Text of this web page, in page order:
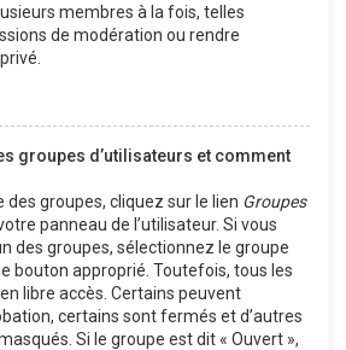
membres à la fois, telles
de modération ou rendre
groupes d’utilisateurs et comment
des groupes, cliquez sur le lien Groupes
panneau de l’utilisateur. Si vous
des groupes, sélectionnez le groupe
bouton approprié. Toutefois, tous les
libre accès. Certains peuvent
certains sont fermés et d’autres
Si le groupe est dit « Ouvert »,